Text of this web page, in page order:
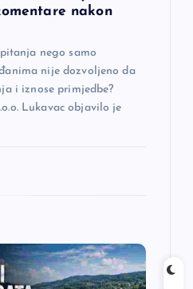
nakon
nego samo
nije dozvoljeno da
i iznose primjedbe?
Lukavac objavilo je